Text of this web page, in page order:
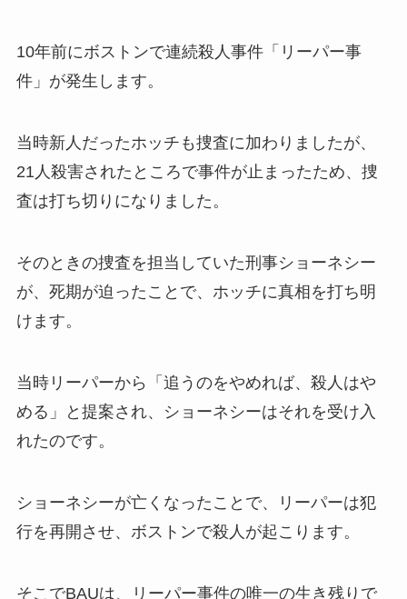
10年前にボストンで連続殺人事件「リーパー事
件」が発生します。
当時新人だったホッチも捜査に加わりましたが、
21人殺害されたところで事件が止まったため、捜
査は打ち切りになりました。
そのときの捜査を担当していた刑事ショーネシー
が、死期が迫ったことで、ホッチに真相を打ち明
けます。
当時リーパーから「追うのをやめれば、殺人はや
める」と提案され、ショーネシーはそれを受け入
れたのです。
ショーネシーが亡くなったことで、リーパーは犯
行を再開させ、ボストンで殺人が起こります。
そこでBAUは、リーパー事件の唯一の生き残りで